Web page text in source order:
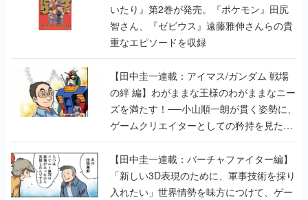
いたり』第2巻が発売。『ポケモン』田尻
智さん、『ゼビウス』遠藤雅伸さんらの貴
重なエピソードを収録
【田中圭一連載：アイマス/ガンダム 戦場
の絆 編】わがままな王様のわがままなニー
ズを満たす！──小山順一朗が貫く姿勢に、
ゲームクリエイターとしての矜持を見た
【若ゲのいたり最終回】
【田中圭一連載：バーチャファイター編】
「新しい3D表現のために、軍事技術を採り
入れたい」世界情勢を味方につけて、ゲー